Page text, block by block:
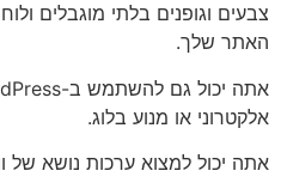
צבעים וגופנים בלתי מוגבלים ולוח
האתר שלך.
אלקטרוני או מנוע בלוג.
אתה יכול למצוא ערכות נושא של